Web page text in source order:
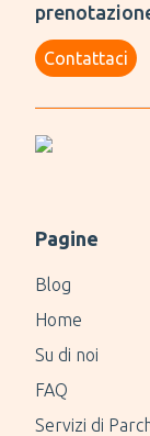
Contattaci
Pagine
Blog
Home
Su di noi
FAQ
Servizi di